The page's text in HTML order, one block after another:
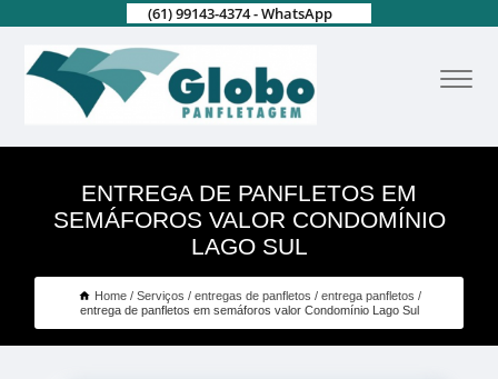
(61) 99143-4374 - WhatsApp
ENTREGA DE PANFLETOS EM
SEMÁFOROS VALOR CONDOMÍNIO
LAGO SUL
Home Serviços entregas de panfletos
entrega panfletos
entrega de panfletos em semáforos valor Condomínio Lago Sul